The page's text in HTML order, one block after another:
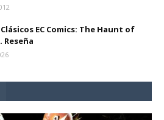
EC Comics: The Haunt of
Reseña